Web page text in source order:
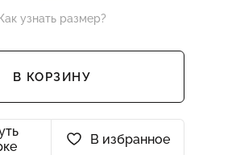
Как узнать размер?
В КОРЗИНУ
В избранное